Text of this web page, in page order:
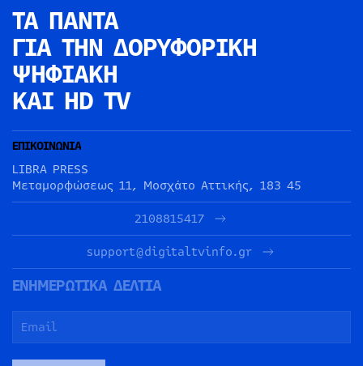
ΤΑ ΠΑΝΤΑ
ΓΙΑ ΤΗΝ ΔΟΡΥΦΟΡΙΚΗ
ΨΗΦΙΑΚΗ
ΚΑΙ HD TV
ΕΠΙΚΟΙΝΩΝΙΑ
LIBRA PRESS
Μεταμορφώσεως 11, Μοσχάτο Αττικής, 183 45
2108815417
support@digitaltvinfo.gr
ΕΝΗΜΕΡΩΤΙΚΑ ΔΕΛΤΙΑ